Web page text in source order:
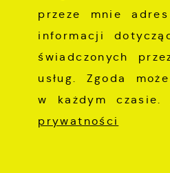
przeze mnie
informacji
świadczonych
usług. Zgoda
w każdym czasie.
prywatności